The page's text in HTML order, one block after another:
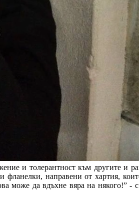
и толерантност към другите
фланелки, направени от хартия,
може да вдъхне вяра на някого!” -